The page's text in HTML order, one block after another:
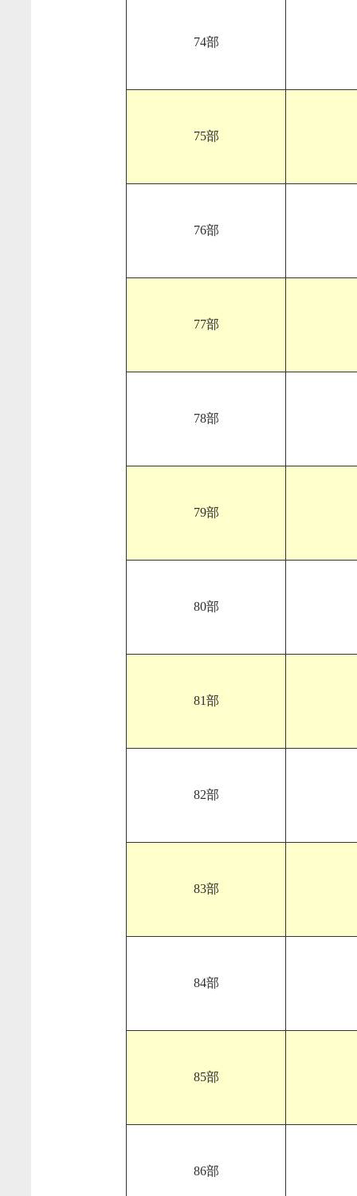
74部
75部
76部
77部
78部
79部
80部
81部
82部
83部
84部
85部
86部